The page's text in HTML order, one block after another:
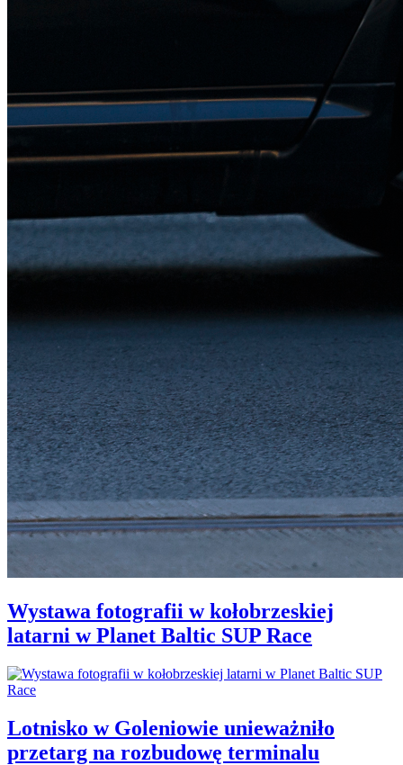
Wystawa fotografii w kołobrzeskiej
latarni w Planet Baltic SUP Race
Lotnisko w Goleniowie unieważniło
przetarg na rozbudowę terminalu